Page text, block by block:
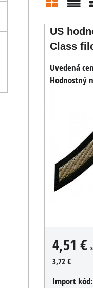
Mriežka
US
Class
Uvedená
Hodnostný
4,51 €
3,72 €
Import kód: